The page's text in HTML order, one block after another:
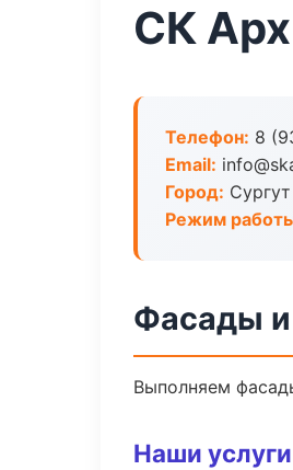
СК
Телефон: 8
Email:
Город: Сургут
Режим
Фасады и
Выполняем
Наши услуги